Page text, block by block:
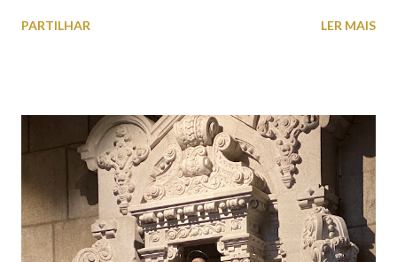
cobres entre muitos outros. Horário de funcionamento | Verão
(2019.10.25) Feira Semanal em Viana do Castelo (2019.10.25)
Feira Semanal em Viana do Castelo (2019.10.25) Feira Semanal
em Viana do Castelo (2019.10.25) Feira Semanal em Viana do
Castelo (2019.10.25) Feira Semanal em Viana do Castelo
(2019.10.25)
PARTILHAR LER MAIS